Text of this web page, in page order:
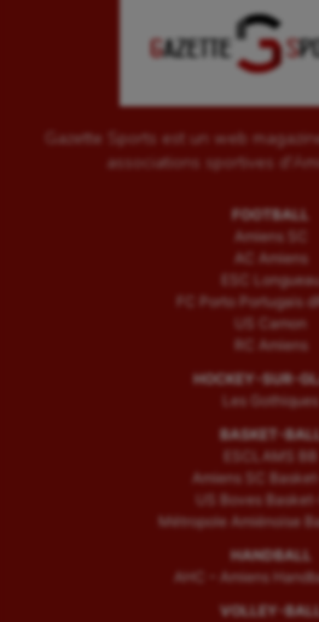
Gazette Sports est un web
associations sportives
FOOTBALL
Amiens SC
AC Amiens
ESC Longueau
FC Porto Portugais
US Camon
RC Amiens
HOCKEY-SUR-
Les Gothiques
BASKET-BALL
ESCLAMS BB
Amiens SC
US Boves
Métropole Amiénoise
HANDBALL
AHC – Amiens
VOLLEY-BALL